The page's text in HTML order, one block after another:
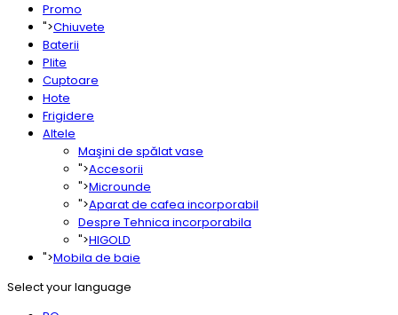
Promo
">Chiuvete
Baterii
Plite
Cuptoare
Hote
Frigidere
Altele
Maşini de spălat vase
">Accesorii
">Microunde
">Aparat de cafea incorporabil
Despre Tehnica incorporabila
">HIGOLD
">Mobila de baie
Select your language